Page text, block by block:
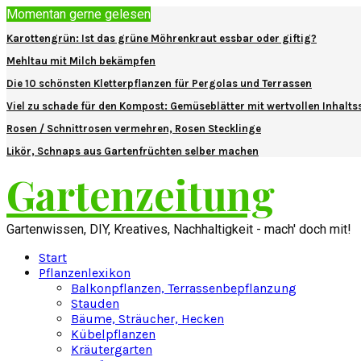
Momentan gerne gelesen
Karottengrün: Ist das grüne Möhrenkraut essbar oder giftig?
Mehltau mit Milch bekämpfen
Die 10 schönsten Kletterpflanzen für Pergolas und Terrassen
Viel zu schade für den Kompost: Gemüseblätter mit wertvollen
Rosen / Schnittrosen vermehren, Rosen Stecklinge
Likör, Schnaps aus Gartenfrüchten selber machen
Gartenzeitung
Gartenwissen, DIY, Kreatives, Nachhaltigkeit - mach' doch mit!
Start
Pflanzenlexikon
Balkonpflanzen, Terrassenbepflanzung
Stauden
Bäume, Sträucher, Hecken
Kübelpflanzen
Kräutergarten